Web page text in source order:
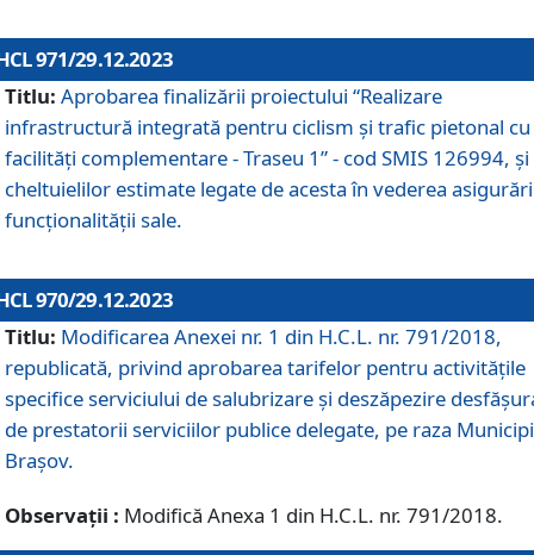
971/29.12.2023
Titlu: Aprobarea finalizării proiectului “Realizare
infrastructură integrată pentru ciclism şi trafic pietonal cu
facilităţi complementare - Traseu 1” - cod SMIS 126994, și
cheltuielilor estimate legate de acesta în vederea
funcționalității sale.
970/29.12.2023
Titlu: Modificarea Anexei nr. 1 din H.C.L. nr. 791/2018,
republicată, privind aprobarea tarifelor pentru activitățile
specifice serviciului de salubrizare și deszăpezire
de prestatorii serviciilor publice delegate, pe raza
Brașov.
Observații : Modifică Anexa 1 din H.C.L. nr. 791/2018.